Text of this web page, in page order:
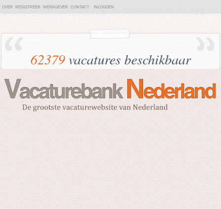
OVER REGISTREER WERKGEVER CONTACT INLOGGEN
62379vacatures beschikbaar